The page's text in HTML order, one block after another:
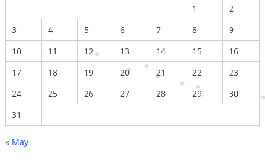
1
2
3
4 5 6 7 8
9
10
11 12 13 14 15
16
17
18 19 20 21 22
23
24
25 26 27 28 29
30
31
« May